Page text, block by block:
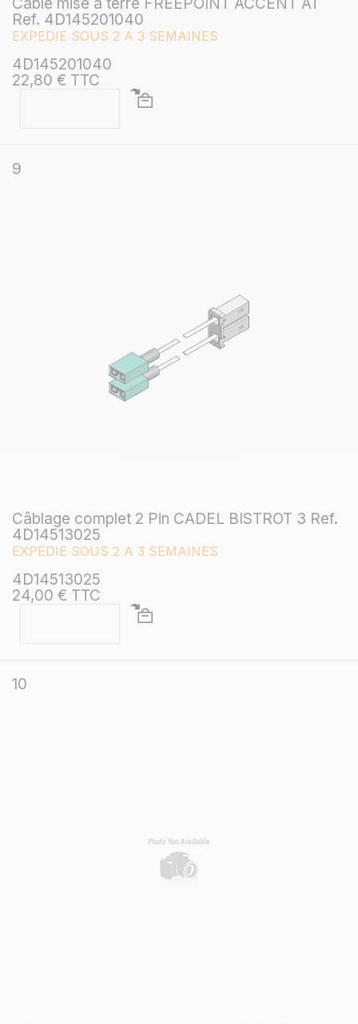
Câble mise à terre FREEPOINT ACCENT AT
Ref. 4D145201040
EXPEDIE SOUS 2 A 3 SEMAINES
4D145201040
22,80 € TTC
9
Câblage complet 2 Pin CADEL BISTROT 3 Ref.
4D14513025
EXPEDIE SOUS 2 A 3 SEMAINES
4D14513025
24,00 € TTC
10